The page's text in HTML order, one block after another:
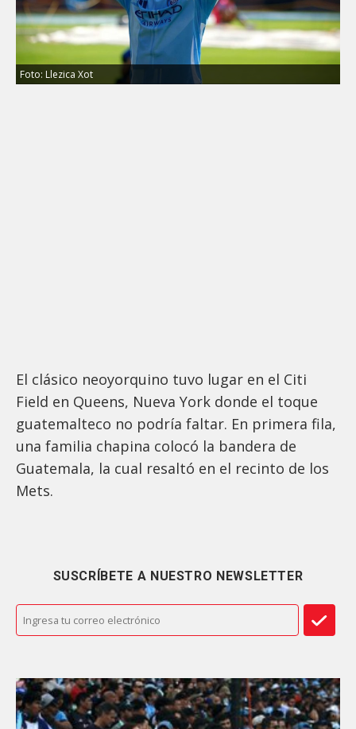
Foto: Llezica Xot
El clásico neoyorquino tuvo lugar en el Citi
Field en Queens, Nueva York donde el toque
guatemalteco no podría faltar. En primera fila,
una familia chapina colocó la bandera de
Guatemala, la cual resaltó en el recinto de los
Mets.
SUSCRÍBETE A NUESTRO NEWSLETTER